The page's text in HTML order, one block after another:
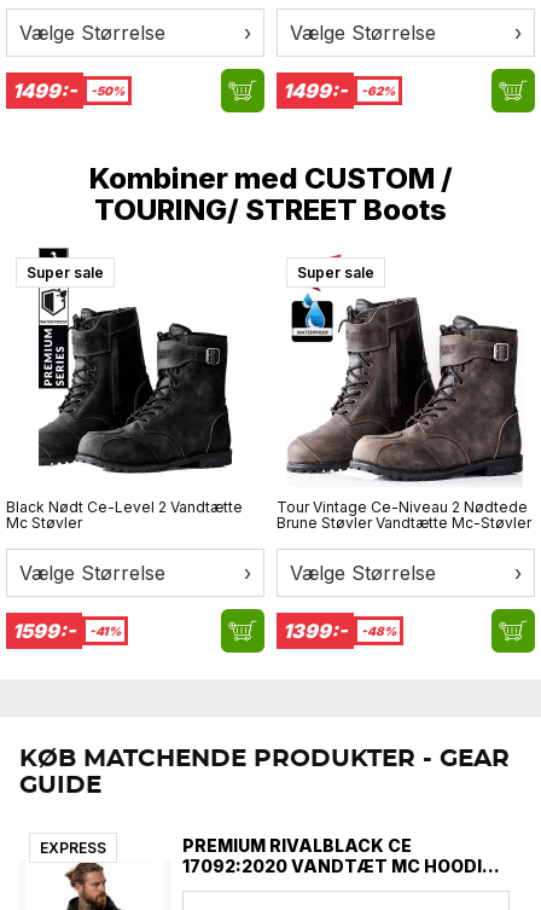
Bakre stor ficka med velcro och knapp
Grad 2 godkända CE skydd som kan läggas in på jackor
och byxor. Armbåge och axelskydd godkända enligt
EN1621-1: 2012 och ryggskyddet samt knäskydd enligt
Mjukheten av skyddet gör att passformen blir perfekt och
anpassar sig till kroppens former utan att man känner
Viskoelastiskt konstruktion
Formar sig efter kroppen
Vælge Størrelse ›
1499:- -50%
Vælge Størrelse ›
1499:- -62%
Kombiner med CUSTOM /
TOURING/ STREET Boots
Super sale
Black Nødt Ce-Level 2 Vandtætte
Mc Støvler
Vælge Størrelse ›
1599:- -41%
Super sale
Tour Vintage Ce-Niveau 2 Nødtede
Brune Støvler Vandtætte Mc-Støvler
Vælge Størrelse ›
1399:- -48%
KØB MATCHENDE PRODUKTER - GEAR
GUIDE
EXPRESS
PREMIUM RIVALBLACK CE
17092:2020 VANDTÆT MC HOODIE
MCV